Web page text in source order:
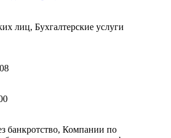
лиц, Бухгалтерские услуги
банкротство, Компании по